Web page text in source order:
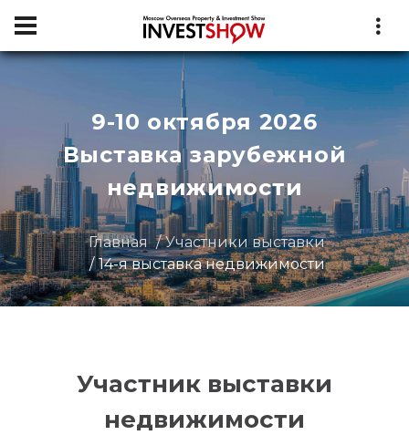
9-10 октября 2026
Выставка зарубежной
недвижимости
Главная
Участники выставки
14-я выставка недвижимости
Участник выставки
недвижимости